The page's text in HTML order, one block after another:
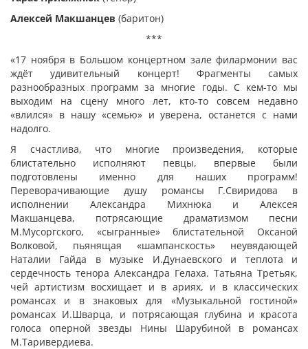
Алексей Макшанцев (баритон)
***
«17 ноября в Большом концертном зале филармонии вас
ждёт удивительный концерт! Фрагменты самых
разнообразных программ за многие годы. С кем-то мы
выходим на сцену много лет, кто-то совсем недавно
«влился» в нашу «семью» и уверена, останется с нами
надолго.
Я счастлива, что многие произведения, которые
блистательно исполняют певцы, впервые были
подготовлены именно для наших программ!
Переворачивающие душу романсы Г.Свиридова в
исполнении Александра Михнюка и Алексея
Макшанцева, потрясающие драматизмом песни
М.Мусоргского, «сыгранные» блистательной Оксаной
Волковой, пьянящая «шампанскость» неувядающей
Наталии Гайда в музыке И.Дунаевского и теплота и
сердечность тенора Александра Гелаха. Татьяна Третьяк,
чей артистизм восхищает и в ариях, и в классических
романсах и в знаковых для «Музыкальной гостиной»
романсах И.Шварца, и потрясающая глубина и красота
голоса оперной звезды Нины Шарубиной в романсах
М.Таривердиева.